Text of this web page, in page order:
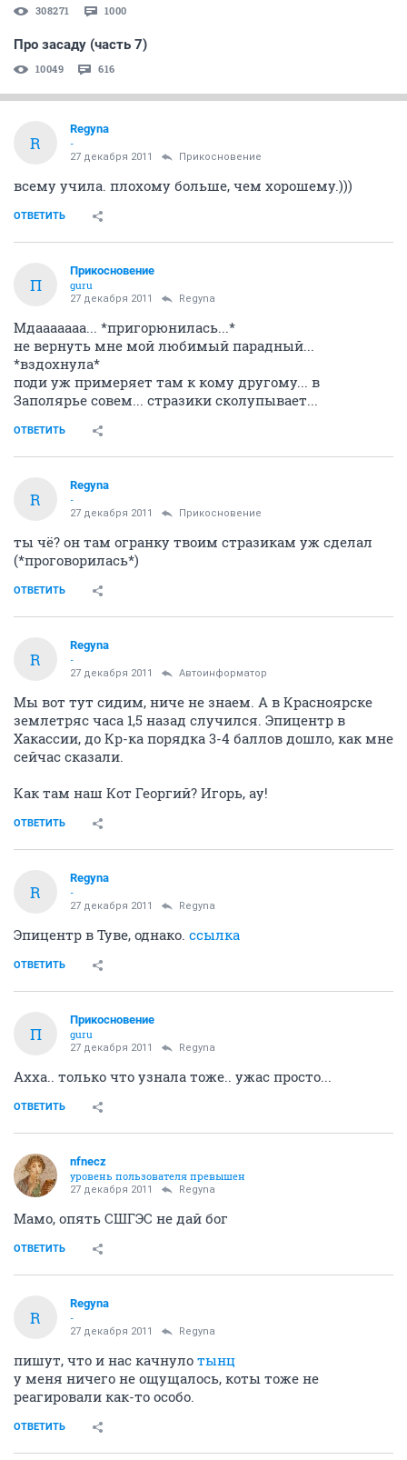
308271 1000
Про засаду (часть 7)
10049 616
R
Regyna
-
27 декабря 2011 Прикосновение
всему учила. плохому больше, чем хорошему.)))
ОТВЕТИТЬ
П
Прикосновение
guru
27 декабря 2011 Regyna
Мдааааааа... *пригорюнилась...*
не вернуть мне мой любимый парадный...
*вздохнула*
поди уж примеряет там к кому другому... в
Заполярье совем... стразики сколупывает...
ОТВЕТИТЬ
R
Regyna
-
27 декабря 2011 Прикосновение
ты чё? он там огранку твоим стразикам уж сделал
(*проговорилась*)
ОТВЕТИТЬ
R
Regyna
-
27 декабря 2011 Автоинформатор
Мы вот тут сидим, ниче не знаем. А в Красноярске
землетряс часа 1,5 назад случился. Эпицентр в
Хакассии, до Кр-ка порядка 3-4 баллов дошло, как мне
сейчас сказали.
Как там наш Кот Георгий? Игорь, ау!
ОТВЕТИТЬ
R
Regyna
-
27 декабря 2011 Regyna
Эпицентр в Туве, однако. ссылка
ОТВЕТИТЬ
П
Прикосновение
guru
27 декабря 2011 Regyna
Ахха.. только что узнала тоже.. ужас просто...
ОТВЕТИТЬ
nfnecz
уровень пользователя превышен
27 декабря 2011 Regyna
Мамо, опять СШГЭС не дай бог
ОТВЕТИТЬ
R
Regyna
-
27 декабря 2011 Regyna
пишут, что и нас качнуло тынц
у меня ничего не ощущалось, коты тоже не
реагировали как-то особо.
ОТВЕТИТЬ